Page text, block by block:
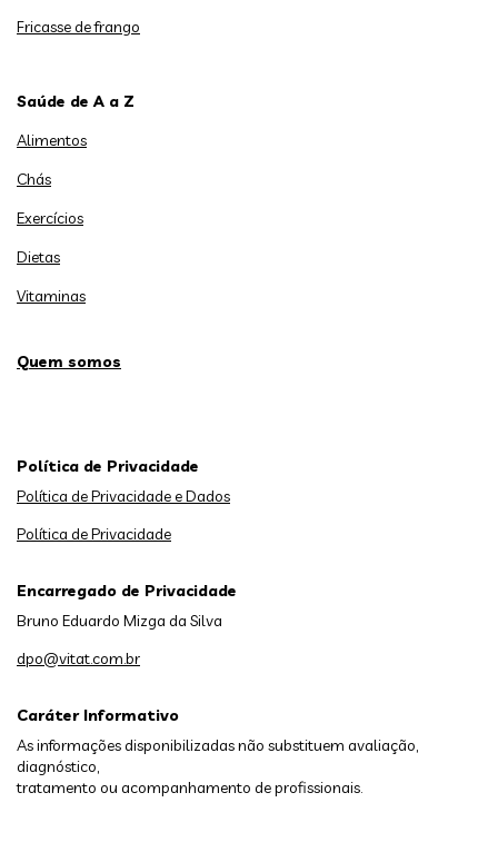
Fricasse de frango
Saúde de A a Z
Alimentos
Chás
Exercícios
Dietas
Vitaminas
Quem somos
Caráter Informativo
As informações disponibilizadas não substituem avaliação,
diagnóstico,
tratamento ou acompanhamento de profissionais.
Política de Privacidade
Política de Privacidade e Dados
Política de Privacidade
Encarregado de Privacidade
Bruno Eduardo Mizga da Silva
dpo@vitat.com.br